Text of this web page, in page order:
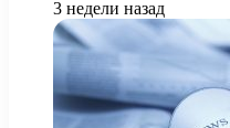
3 недели назад